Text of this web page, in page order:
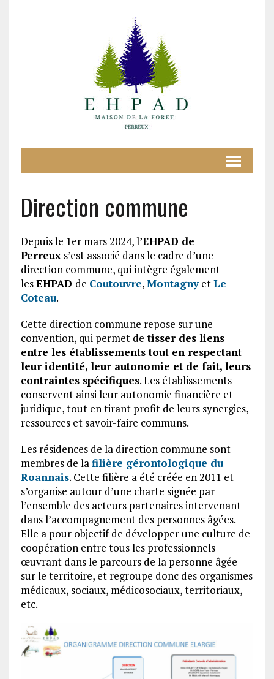
Direction commune
Depuis le 1er mars 2024, l’EHPAD de
Perreuxs’est associé dans le cadre d’une
direction commune, qui intègre également
lesEHPAD de Coutouvre,MontagnyetLe
Coteau.
Cette direction commune repose sur une
convention, qui permet de tisser des liens
entre les établissements tout en respectant
leur identité, leur autonomie et de fait, leurs
contraintes spécifiques. Les établissements
conservent ainsi leur autonomie financière et
juridique, tout en tirant profit de leurs synergies,
ressources et savoir-faire communs.
Les résidences de la direction commune sont
membres de lafilière gérontologique du
Roannais. Cette filière a été créée en 2011 et
s’organise autour d’une charte signée par
l’ensemble des acteurs partenaires intervenant
dans l’accompagnement des personnes âgées.
Elle a pour objectif de développer une culture de
coopération entre tous les professionnels
œuvrant dans le parcours de la personne âgée
sur le territoire, et regroupe donc des organismes
médicaux, sociaux, médicosociaux, territoriaux,
etc.